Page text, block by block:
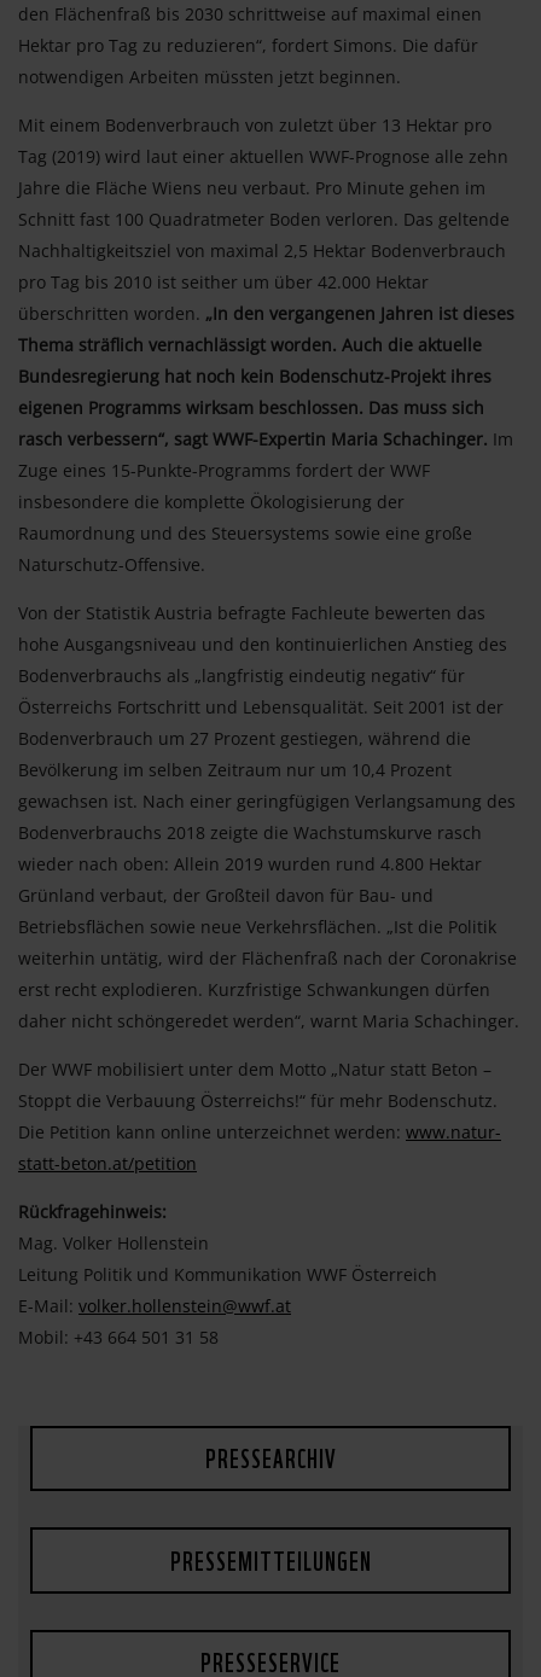
den Flächenfraß bis 2030 schrittweise auf maximal einen
Hektar pro Tag zu reduzieren“, fordert Simons. Die dafür
notwendigen Arbeiten müssten jetzt beginnen.
Mit einem Bodenverbrauch von zuletzt über 13 Hektar pro
Tag (2019) wird laut einer aktuellen WWF-Prognose alle zehn
Jahre die Fläche Wiens neu verbaut. Pro Minute gehen im
Schnitt fast 100 Quadratmeter Boden verloren. Das geltende
Nachhaltigkeitsziel von maximal 2,5 Hektar Bodenverbrauch
pro Tag bis 2010 ist seither um über 42.000 Hektar
überschritten worden. „In den vergangenen Jahren ist dieses
Thema sträflich vernachlässigt worden. Auch die aktuelle
Bundesregierung hat noch kein Bodenschutz-Projekt ihres
eigenen Programms wirksam beschlossen. Das muss sich
rasch verbessern“, sagt WWF-Expertin Maria Schachinger. Im
Zuge eines 15-Punkte-Programms fordert der WWF
insbesondere die komplette Ökologisierung der
Raumordnung und des Steuersystems sowie eine große
Naturschutz-Offensive.
Von der Statistik Austria befragte Fachleute bewerten das
hohe Ausgangsniveau und den kontinuierlichen Anstieg des
Bodenverbrauchs als „langfristig eindeutig negativ“ für
Österreichs Fortschritt und Lebensqualität. Seit 2001 ist der
Bodenverbrauch um 27 Prozent gestiegen, während die
Bevölkerung im selben Zeitraum nur um 10,4 Prozent
gewachsen ist. Nach einer geringfügigen Verlangsamung des
Bodenverbrauchs 2018 zeigte die Wachstumskurve rasch
wieder nach oben: Allein 2019 wurden rund 4.800 Hektar
Grünland verbaut, der Großteil davon für Bau- und
Betriebsflächen sowie neue Verkehrsflächen. „Ist die Politik
weiterhin untätig, wird der Flächenfraß nach der Coronakrise
erst recht explodieren. Kurzfristige Schwankungen dürfen
daher nicht schöngeredet werden“, warnt Maria Schachinger.
Der WWF mobilisiert unter dem Motto „Natur statt Beton –
Stoppt die Verbauung Österreichs!“ für mehr Bodenschutz.
Die Petition kann online unterzeichnet werden: www.natur-
statt-beton.at/petition
Rückfragehinweis:
Mag. Volker Hollenstein
Leitung Politik und Kommunikation WWF Österreich
E-Mail: volker.hollenstein@wwf.at
Mobil: +43 664 501 31 58
PRESSEARCHIV
PRESSEMITTEILUNGEN
PRESSESERVICE